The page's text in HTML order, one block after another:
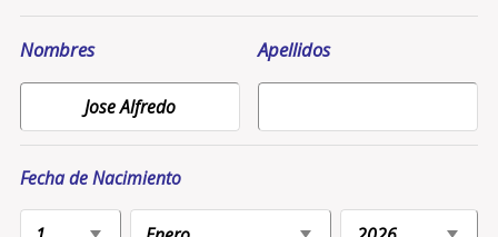
Nombres Apellidos
Fecha de Nacimiento